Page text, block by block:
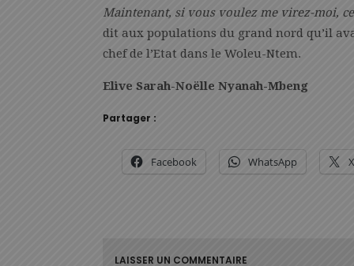
Maintenant, si vous voulez me virez-moi,
dit aux populations du grand nord qu’il
chef de l’Etat dans le Woleu-Ntem.
Elive Sarah-Noëlle Nyanah-Mbeng
Partager :
Facebook WhatsApp X
LAISSER UN COMMENTAIRE